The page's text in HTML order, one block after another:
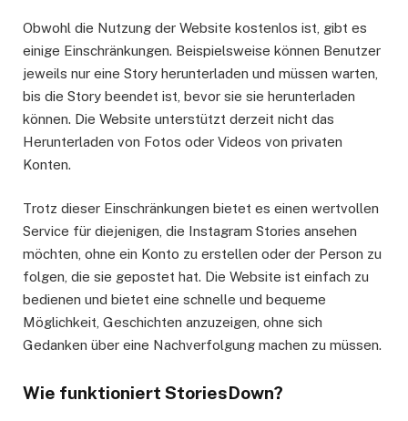
Obwohl die Nutzung der Website kostenlos ist, gibt es
einige Einschränkungen. Beispielsweise können Benutzer
jeweils nur eine Story herunterladen und müssen warten,
bis die Story beendet ist, bevor sie sie herunterladen
können. Die Website unterstützt derzeit nicht das
Herunterladen von Fotos oder Videos von privaten
Konten.
Trotz dieser Einschränkungen bietet es einen wertvollen
Service für diejenigen, die Instagram Stories ansehen
möchten, ohne ein Konto zu erstellen oder der Person zu
folgen, die sie gepostet hat. Die Website ist einfach zu
bedienen und bietet eine schnelle und bequeme
Möglichkeit, Geschichten anzuzeigen, ohne sich
Gedanken über eine Nachverfolgung machen zu müssen.
Wie funktioniert StoriesDown?